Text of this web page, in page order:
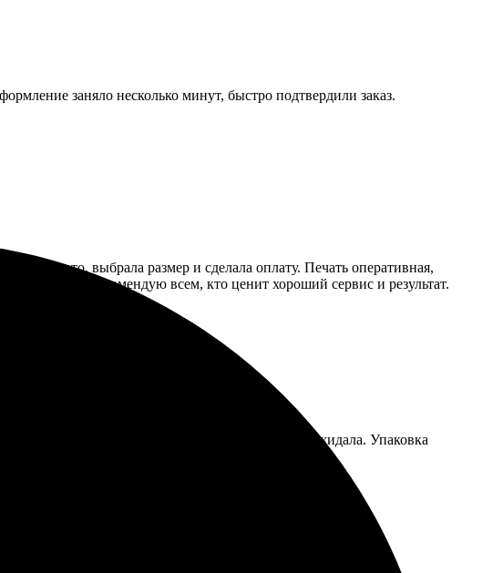
заняло несколько минут, быстро подтвердили заказ.
фото, выбрала размер и сделала оплату. Печать оперативная,
на холсте! Рекомендую всем, кто ценит хороший сервис и результат.
понятно. Доставили быстро, даже раньше, чем ожидала. Упаковка